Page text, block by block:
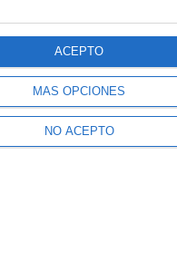
MÁS OPCIONES
NO ACEPTO
ACEPTO
somos|Contactar
privacidad|Condiciones
de cookies
Mediterráneo S.L.- Diego
[ESPAÑA] - Tel. +34 91 593